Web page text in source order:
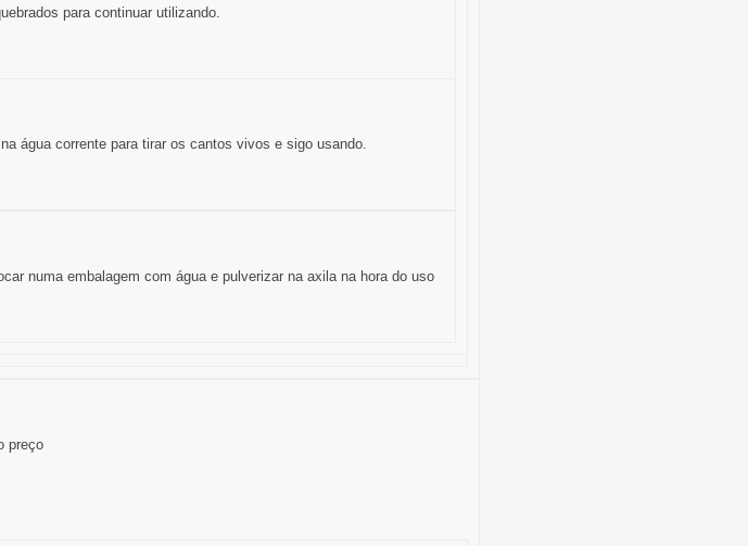
para continuar utilizando.
água corrente para tirar os cantos vivos e sigo usando.
numa embalagem com água e pulverizar na axila na hora do uso
preço